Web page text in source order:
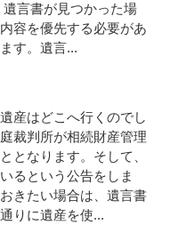
言書が見つかった場
容を優先する必要があ
す。遺言...
産はどこへ行くのでし
裁判所が相続財産管理
となります。そして、
るという公告をしま
きたい場合は、遺言書
りに遺産を使...